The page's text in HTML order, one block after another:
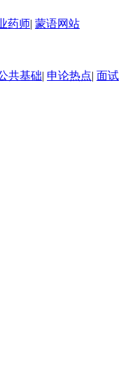
药师| 蒙语网站
共基础| 申论热点| 面试